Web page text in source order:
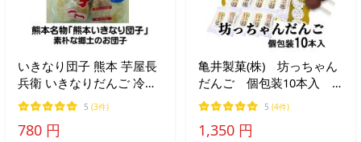
いきなり団子 熊本 芋屋長
兵衛 いきなりだんご 冷凍
プレーン 80g×3 ホクホク
生地 米粉 しっとり 冷凍食
品
5 (3件)
780 円
亀井製菓(株) 坊っちゃん
だんご 個包装10本入
愛媛／銘菓／坊っちゃん団
子／坊ちゃん団子
5 (4件)
1,350 円